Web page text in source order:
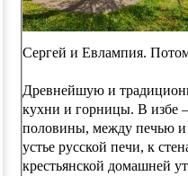
Сергей и Евлампия.
Древнейшую и
кухни и горницы. В избе –
половины, между печью и
устье русской печи, к
крестьянской домашней